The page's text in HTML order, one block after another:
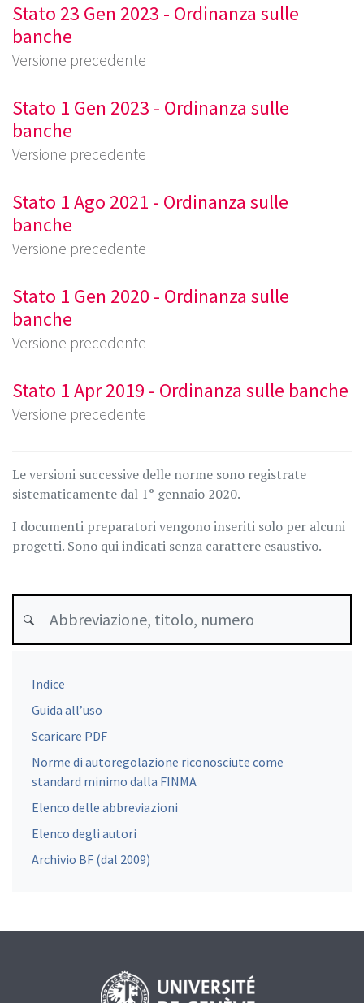
Stato 23 Gen 2023 - Ordinanza sulle
banche
Versione precedente
Stato 1 Gen 2023 - Ordinanza sulle
banche
Versione precedente
Stato 1 Ago 2021 - Ordinanza sulle
banche
Versione precedente
Stato 1 Gen 2020 - Ordinanza sulle
banche
Versione precedente
Stato 1 Apr 2019 - Ordinanza sulle banche
Versione precedente
Le versioni successive delle norme sono registrate
sistematicamente dal 1° gennaio 2020.
I documenti preparatori vengono inseriti solo per alcuni
progetti. Sono qui indicati senza carattere esaustivo.
Indice
Guida all’uso
Scaricare PDF
Norme di autoregolazione riconosciute come
standard minimo dalla FINMA
Elenco delle abbreviazioni
Elenco degli autori
Archivio BF (dal 2009)